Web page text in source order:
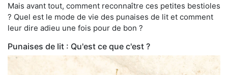
Mais avant tout, comment reconnaître ces petites bestioles
? Quel est le mode de vie des punaises de lit et comment
leur dire adieu une fois pour de bon ?
Punaises de lit : Qu'est ce que c'est ?